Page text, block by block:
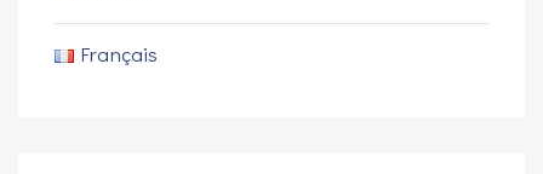
Français